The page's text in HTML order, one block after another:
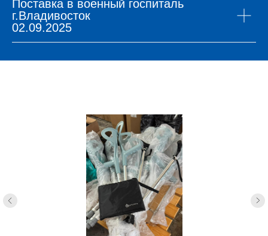
Поставка в военный госпиталь
г.Владивосток
02.09.2025